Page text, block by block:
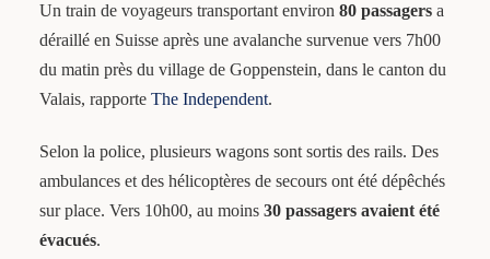
Un train de voyageurs transportant environ 80 passagersa
déraillé en Suisse après une avalanche survenue vers 7h00
du matin près du village de Goppenstein, dans le canton du
Valais, rapporte The Independent.
Selon la police, plusieurs wagons sont sortis des rails. Des
ambulances et des hélicoptères de secours ont été dépêchés
sur place. Vers 10h00, au moins 30 passagers avaient été
évacués.